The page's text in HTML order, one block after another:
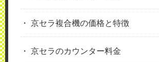
京セラ複合機の価格と特徴
京セラのカウンター料金